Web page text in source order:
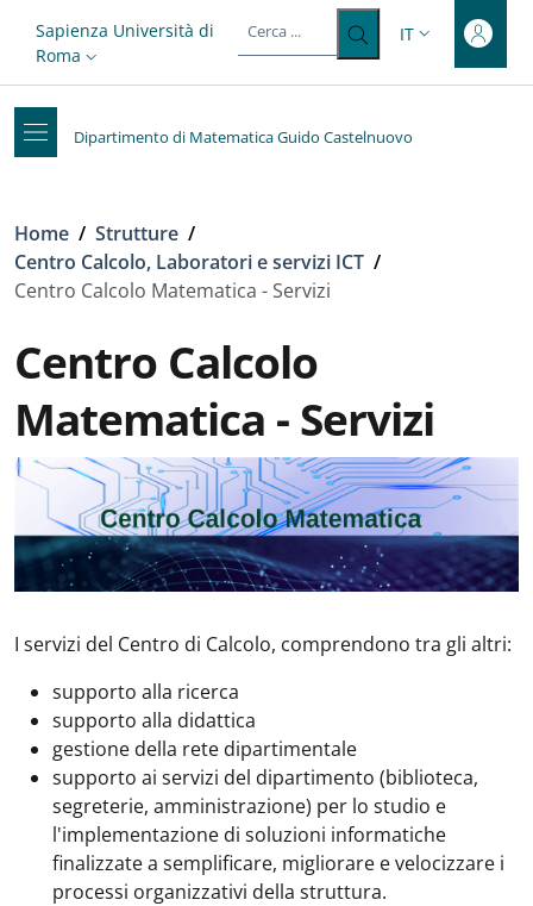
Top-level heading
Slim top
Sapienza Università di
Roma
SELETTORE
IT
Dipartimento di Matematica Guido Castelnuovo
Briciole di pane
Home / Strutture /
Centro Calcolo, Laboratori e servizi ICT /
Centro Calcolo Matematica - Servizi
Centro Calcolo
Matematica - Servizi
I servizi del Centro di Calcolo, comprendono tra gli altri:
supporto alla ricerca
supporto alla didattica
gestione della rete dipartimentale
supporto ai servizi del dipartimento (biblioteca,
segreterie, amministrazione) per lo studio e
l'implementazione di soluzioni informatiche
finalizzate a semplificare, migliorare e velocizzare i
processi organizzativi della struttura.